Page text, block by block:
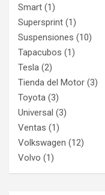
Smart (1)
Supersprint (1)
Suspensiones (10)
Tapacubos (1)
Tesla (2)
Tienda del Motor (3)
Toyota (3)
Universal (3)
Ventas (1)
Volkswagen (12)
Volvo (1)